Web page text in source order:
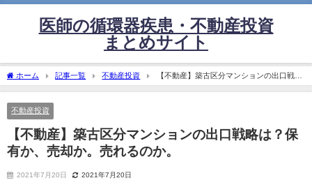
医師の循環器疾患・不動産投資
まとめサイト
ホーム 記事一覧 不動産投資
【不動産】築古区分マンションの出口戦略
は？保有か、売却か。売れるのか。
不動産投資
【不動産】築古区分マンションの出口戦略は？保
有か、売却か。売れるのか。
2021年7月20日 2021年7月20日